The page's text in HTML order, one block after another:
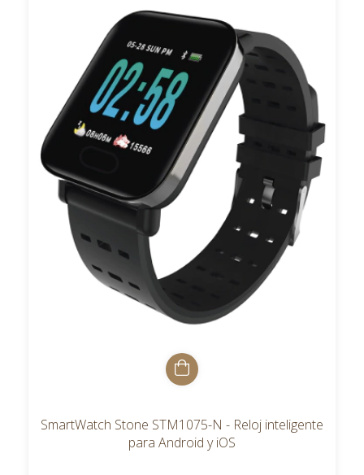
SmartWatch Stone STM1075-N - Reloj inteligente
para Android y iOS